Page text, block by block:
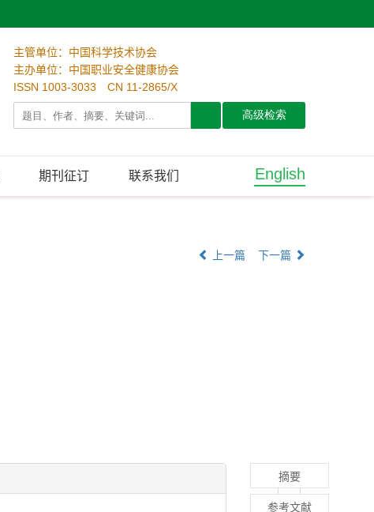
主管单位：中国科学技术协会
主办单位：中国职业安全健康协会
ISSN 1003-3033 CN 11-2865/X
期刊征订 联系我们 English
上一篇 下一篇
摘要
参考文献